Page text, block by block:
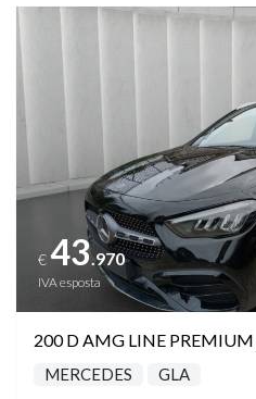
Vedi dettagli
€43.970
IVA esposta
200 D AMG LINE
MERCEDES GLA